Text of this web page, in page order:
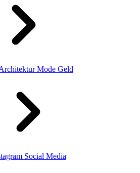
Mode Geld
Social Media